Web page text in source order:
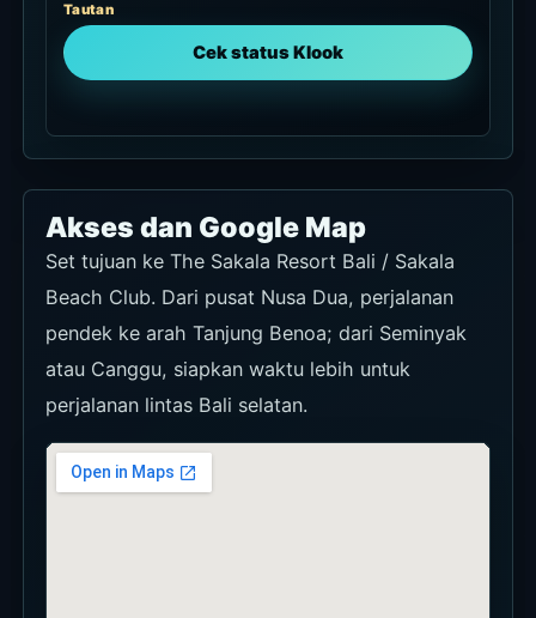
Tautan
Cek status Klook
Akses dan Google Map
Set tujuan ke The Sakala Resort Bali / Sakala
Beach Club. Dari pusat Nusa Dua, perjalanan
pendek ke arah Tanjung Benoa; dari Seminyak
atau Canggu, siapkan waktu lebih untuk
perjalanan lintas Bali selatan.